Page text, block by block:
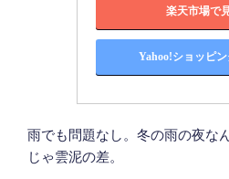
楽天市場で
Yahoo!ショッピ
雨でも問題なし。冬の雨の夜な
じゃ雲泥の差。